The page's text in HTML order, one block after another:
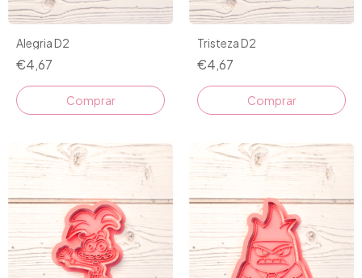
Alegria D2
€4,67
Comprar
Tristeza D2
€4,67
Comprar